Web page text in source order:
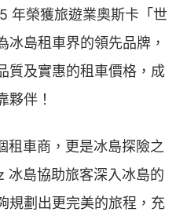
年榮獲旅遊業奧斯卡「世
冰島租車界的領先品牌，
質及實惠的租車價格，成
夥伴！
車商，更是冰島探險之
冰島協助旅客深入冰島的
規劃出更完美的旅程，充